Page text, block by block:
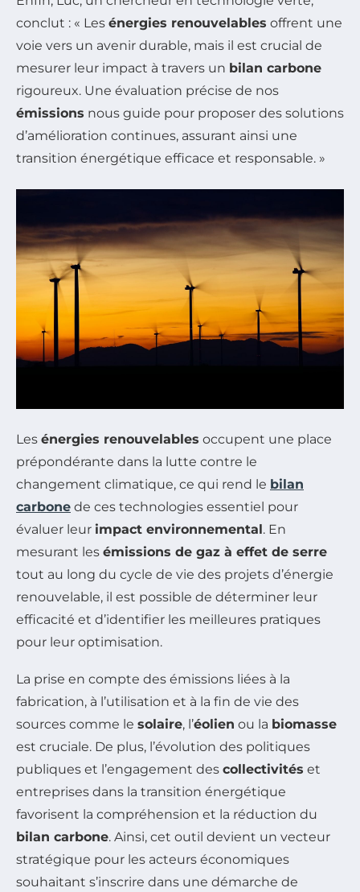
conclut : « Les énergies renouvelables offrent une
voie vers un avenir durable, mais il est crucial de
mesurer leur impact à travers un bilan carbone
rigoureux. Une évaluation précise de nos
émissions nous guide pour proposer des solutions
d’amélioration continues, assurant ainsi une
transition énergétique efficace et responsable. »
Les énergies renouvelables occupent une place
prépondérante dans la lutte contre le
changement climatique, ce qui rend le bilan
carbone de ces technologies essentiel pour
évaluer leur impact environnemental. En
mesurant les émissions de gaz à effet de serre
tout au long du cycle de vie des projets d’énergie
renouvelable, il est possible de déterminer leur
efficacité et d’identifier les meilleures pratiques
pour leur optimisation.
La prise en compte des émissions liées à la
fabrication, à l’utilisation et à la fin de vie des
sources comme le solaire, l’éolien ou la biomasse
est cruciale. De plus, l’évolution des politiques
publiques et l’engagement des collectivités et
entreprises dans la transition énergétique
favorisent la compréhension et la réduction du
bilan carbone. Ainsi, cet outil devient un vecteur
stratégique pour les acteurs économiques
souhaitant s’inscrire dans une démarche de